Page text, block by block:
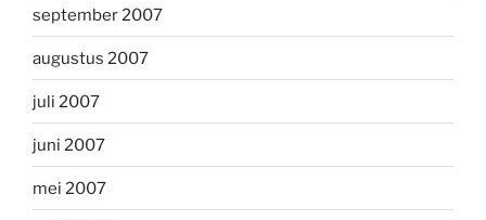
september 2007
augustus 2007
juli 2007
juni 2007
mei 2007